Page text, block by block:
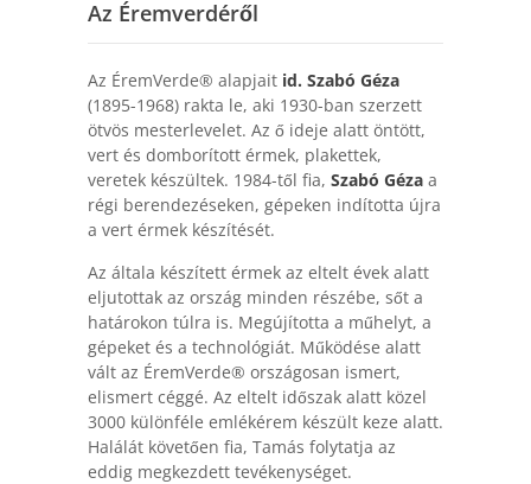
Az Éremverdéről
Az ÉremVerde® alapjait id. Szabó Géza
(1895-1968) rakta le, aki 1930-ban szerzett
ötvös mesterlevelet. Az ő ideje alatt öntött,
vert és domborított érmek, plakettek,
veretek készültek. 1984-től fia, Szabó Géza a
régi berendezéseken, gépeken indította újra
a vert érmek készítését.
Az általa készített érmek az eltelt évek alatt
eljutottak az ország minden részébe, sőt a
határokon túlra is. Megújította a műhelyt, a
gépeket és a technológiát. Működése alatt
vált az ÉremVerde® országosan ismert,
elismert céggé. Az eltelt időszak alatt közel
3000 különféle emlékérem készült keze alatt.
Halálát követően fia, Tamás folytatja az
eddig megkezdett tevékenységet.